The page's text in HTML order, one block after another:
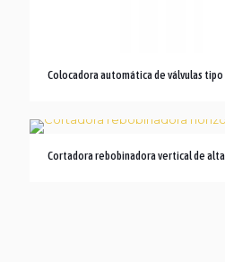
Colocadora automática de válvulas
Cortadora rebobinadora vertical de